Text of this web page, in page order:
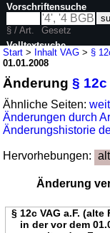
Start > Inhalt VAG > §
01.01.2008
Änderung§ 12c
Ähnliche Seiten:
Änderungen durch
Änderungshistorie
Hervorhebungen:
Änderung
§ 12c VAG a.F. (alte
in der vor dem
Vorschriftensuche
§ / Art.
Gesetz
Volltextsuche